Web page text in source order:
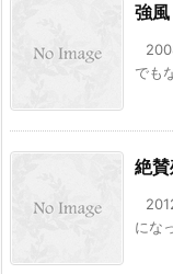
強風
でも
絶賛
にな